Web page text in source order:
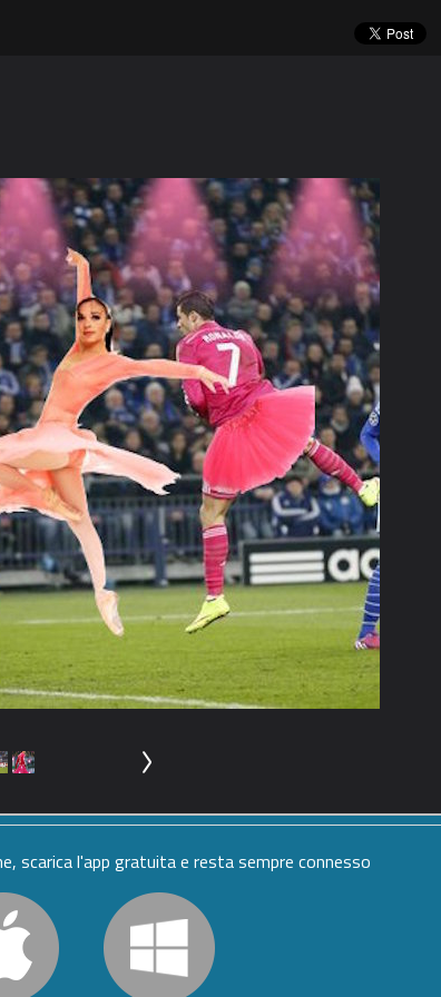
scarica l'app gratuita e resta sempre connesso